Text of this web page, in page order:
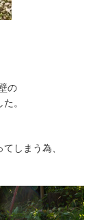
の
。
しまう為、